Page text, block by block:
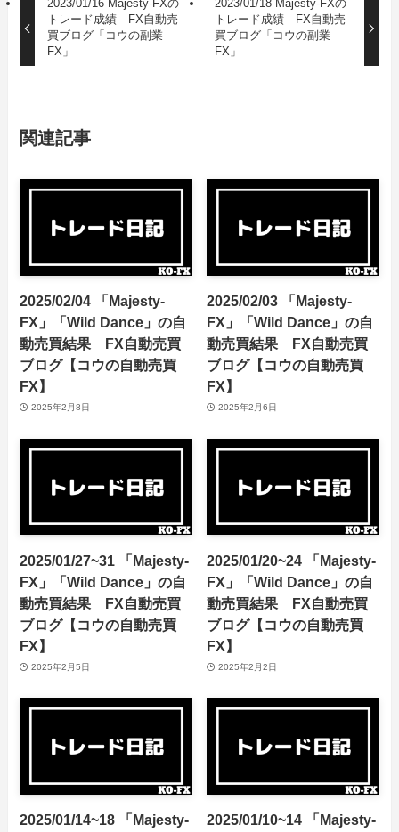
2023/01/16 Majesty-FXの
トレード成績 FX自動売
買ブログ「コウの副業
FX」
2023/01/18 Majesty-FXの
トレード成績 FX自動売
買ブログ「コウの副業
FX」
関連記事
2025/02/04 「Majesty-
FX」「Wild Dance」の自
動売買結果 FX自動売買
ブログ【コウの自動売買
FX】
2025年2月8日
2025/02/03 「Majesty-
FX」「Wild Dance」の自
動売買結果 FX自動売買
ブログ【コウの自動売買
FX】
2025年2月6日
2025/01/27~31 「Majesty-
FX」「Wild Dance」の自
動売買結果 FX自動売買
ブログ【コウの自動売買
FX】
2025年2月5日
2025/01/20~24 「Majesty-
FX」「Wild Dance」の自
動売買結果 FX自動売買
ブログ【コウの自動売買
FX】
2025年2月2日
2025/01/14~18 「Majesty-
2025/01/10~14 「Majesty-